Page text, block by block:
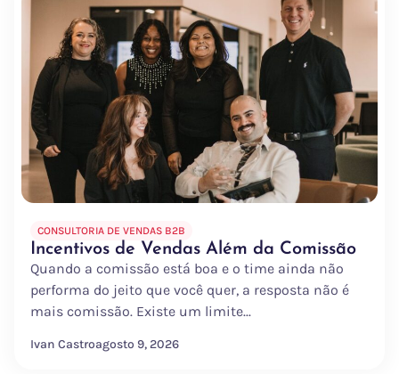
CONSULTORIA DE VENDAS B2B
Incentivos de Vendas Além da Comissão
Quando a comissão está boa e o time ainda não
performa do jeito que você quer, a resposta não é
mais comissão. Existe um limite...
Ivan Castroagosto 9, 2026